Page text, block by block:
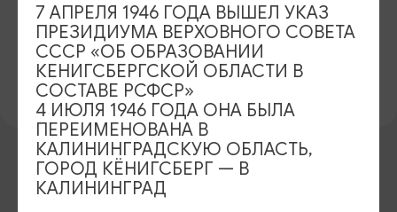
https://world-ocean.ru/
ВКОНТАКТЕ
https://vk.com/mwocean
ВОЗМОЖНО ВАС ЗАИНТЕРЕСУЕТ
7 АПРЕЛЯ 1946 ГОДА ВЫШЕЛ УКАЗ
ПРЕЗИДИУМА ВЕРХОВНОГО СОВЕТА
СССР «ОБ ОБРАЗОВАНИИ
КЕНИГСБЕРГСКОЙ ОБЛАСТИ В
СОСТАВЕ РСФСР»
4 ИЮЛЯ 1946 ГОДА ОНА БЫЛА
ПЕРЕИМЕНОВАНА В
КАЛИНИНГРАДСКУЮ ОБЛАСТЬ,
ГОРОД КЁНИГСБЕРГ — В
КАЛИНИНГРАД